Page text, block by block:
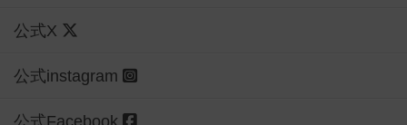
公式X
公式instagram